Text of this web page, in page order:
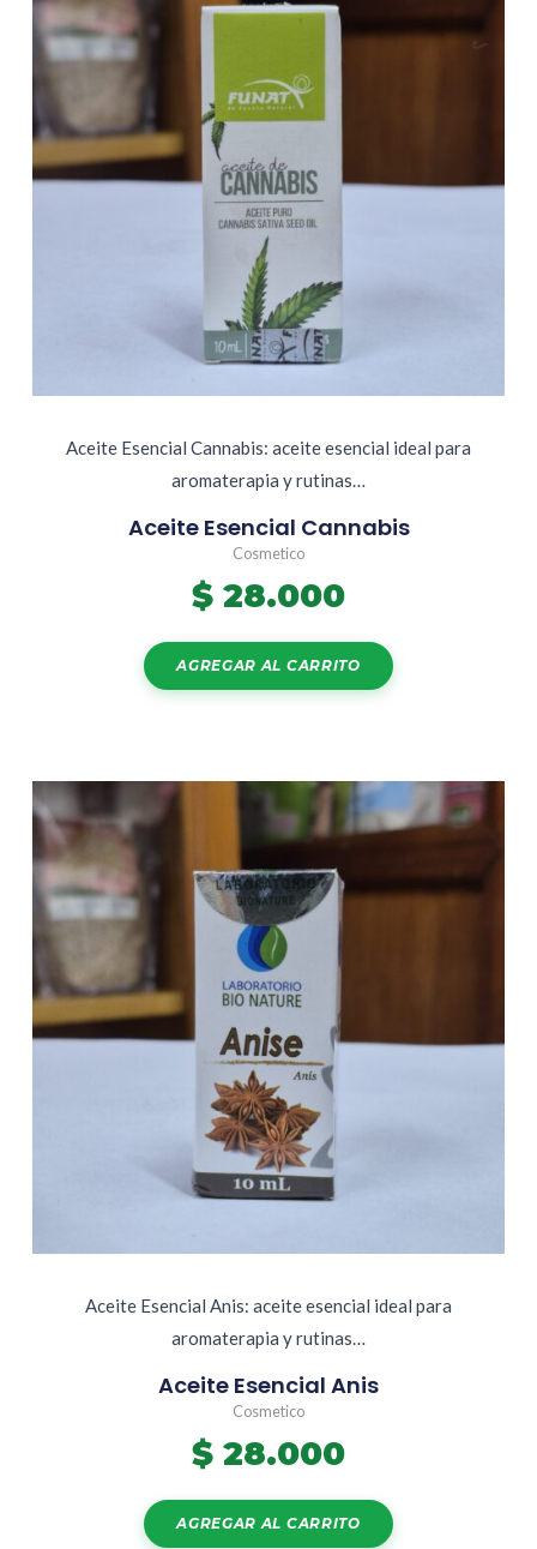
Aceite Esencial Cannabis: aceite esencial ideal para
aromaterapia y rutinas…
Aceite Esencial Cannabis
Cosmetico
$ 28.000
AGREGAR AL CARRITO
Aceite Esencial Anis: aceite esencial ideal para
aromaterapia y rutinas…
Aceite Esencial Anis
Cosmetico
$ 28.000
AGREGAR AL CARRITO